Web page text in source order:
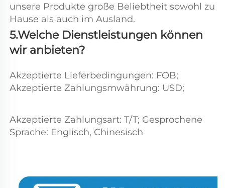
unsere Produkte große Beliebtheit sowohl zu
Hause als auch im Ausland.
5.Welche Dienstleistungen können
wir anbieten?
Akzeptierte Lieferbedingungen: FOB;
Akzeptierte Zahlungsmwährung: USD;
Akzeptierte Zahlungsart: T/T; Gesprochene
Sprache: Englisch, Chinesisch